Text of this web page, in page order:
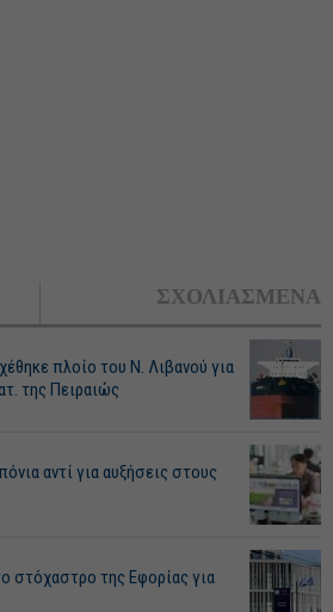
ΣΧΟΛΙΑΣΜΕΝΑ
πλοίο του Ν. Λιβανού για
της Πειραιώς
αντί για αυξήσεις στους
στόχαστρο της Εφορίας για